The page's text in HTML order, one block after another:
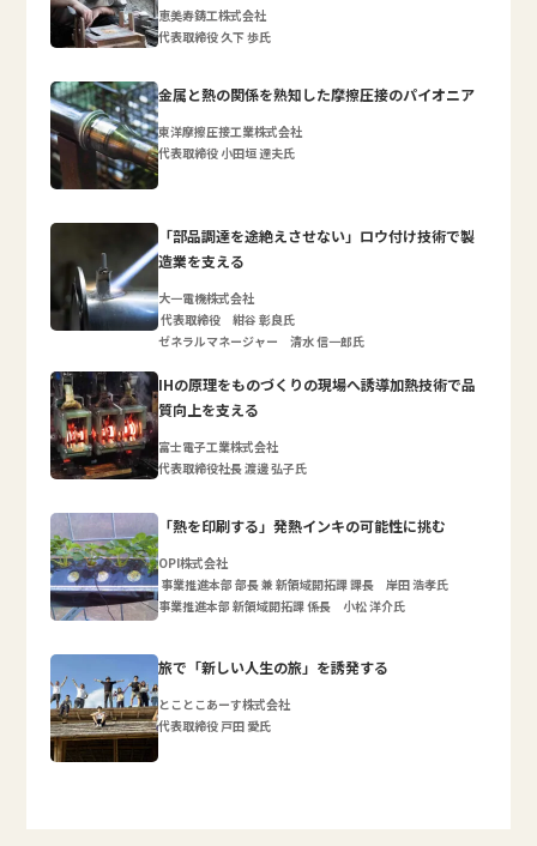
恵美寿鋳工株式会社
代表取締役 久下 歩氏
金属と熱の関係を熟知した摩擦圧接のパイオニア
東洋摩擦圧接工業株式会社
代表取締役 小田垣 達夫氏
「部品調達を途絶えさせない」ロウ付け技術で製
造業を支える
大一電機株式会社
代表取締役 紺谷 彰良氏
ゼネラルマネージャー 清水 信一郎氏
IHの原理をものづくりの現場へ誘導加熱技術で品
質向上を支える
富士電子工業株式会社
代表取締役社長 渡邊 弘子氏
「熱を印刷する」発熱インキの可能性に挑む
OPI株式会社
事業推進本部 部長 兼 新領域開拓課 課長 岸田 浩孝氏
事業推進本部 新領域開拓課 係長 小松 洋介氏
旅で「新しい人生の旅」を誘発する
とことこあーす株式会社
代表取締役 戸田 愛氏